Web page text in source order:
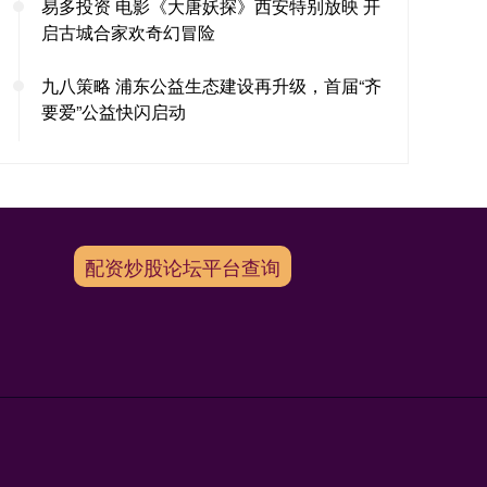
易多投资 电影《大唐妖探》西安特别放映 开
启古城合家欢奇幻冒险
九八策略 浦东公益生态建设再升级，首届“齐
要爱”公益快闪启动
配资炒股论坛平台查询